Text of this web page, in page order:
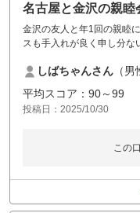
名古屋と金沢の親睦
金沢の友人と年1回の親睦
スも手入れが良く申し分な
しばちゃんさん （
平均スコア：90～99
投稿日：2025/10/30
この